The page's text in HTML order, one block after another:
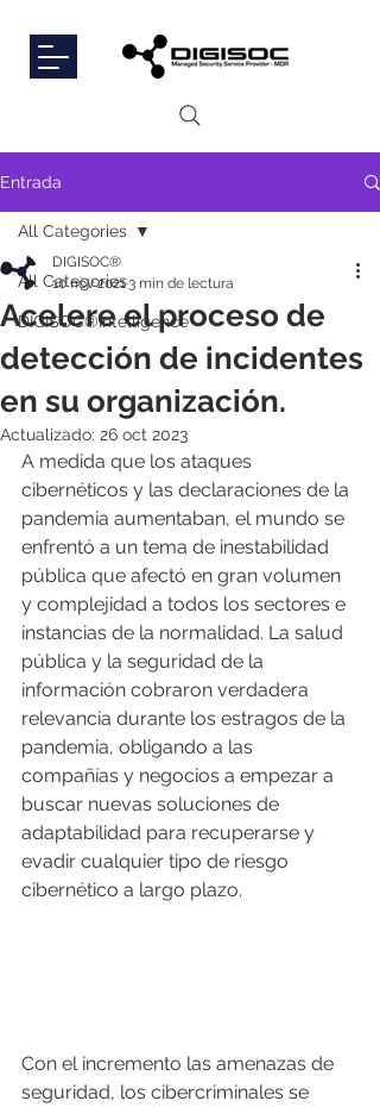
Entrada
All Categories
DIGISOC®Intelligence
All Categories
Acelere el proceso de
detección de incidentes
en su organización.
DIGISOC®
10 nov 20213 min de lectura
Actualizado: 26 oct 2023
A medida que los ataques
cibernéticos y las declaraciones de la
pandemia aumentaban, el mundo se
enfrentó a un tema de inestabilidad
pública que afectó en gran volumen
y complejidad a todos los sectores e
instancias de la normalidad. La salud
pública y la seguridad de la
información cobraron verdadera
relevancia durante los estragos de la
pandemia, obligando a las
compañías y negocios a empezar a
buscar nuevas soluciones de
adaptabilidad para recuperarse y
evadir cualquier tipo de riesgo
cibernético a largo plazo.
Con el incremento las amenazas de
seguridad, los cibercriminales se